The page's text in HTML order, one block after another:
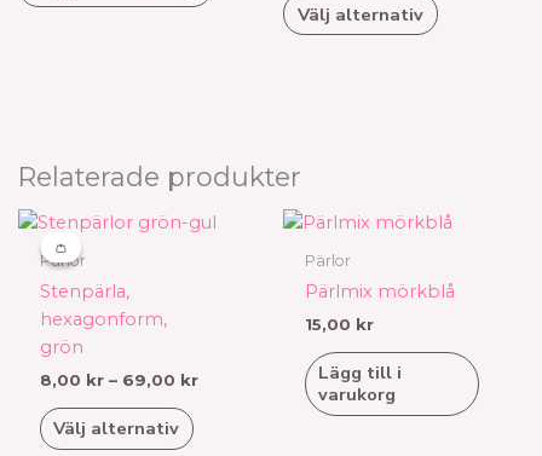
Välj alternativ
De
Relaterade produkter
👛
👛
Pärlor
Stenpärla,
hexagonform,
grön
8,00 kr – 69,00 kr
Prisintervall:
8,00 kr
Välj alternativ
Den
här
har
flera
varianter.
De
olika
alternativen
Pärlor
Pärlmix mörkblå
15,00 kr
Lägg till i
varukorg